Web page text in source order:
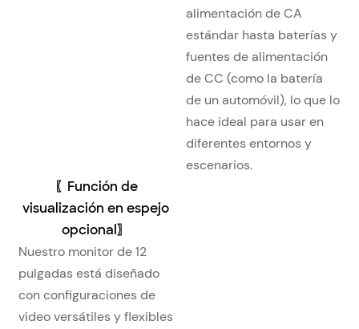
alimentación de CA
estándar hasta baterías y
fuentes de alimentación
de CC (como la batería
de un automóvil), lo que lo
hace ideal para usar en
diferentes entornos y
escenarios.
〖Función de
visualización en espejo
opcional〗
Nuestro monitor de 12
pulgadas está diseñado
con configuraciones de
video versátiles y flexibles